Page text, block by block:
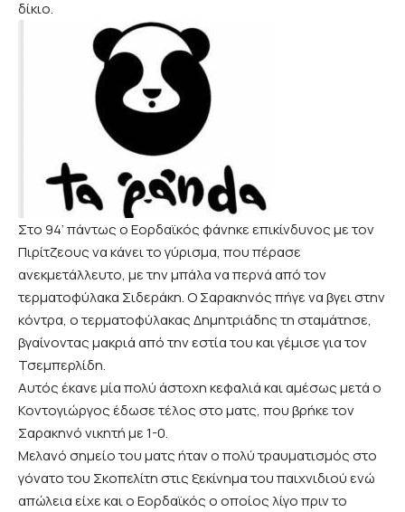
δίκιο.
Στο 94’ πάντως ο Εορδαϊκός φάνηκε επικίνδυνος με τον
Πιρίτζεους να κάνει το γύρισμα, που πέρασε
ανεκμετάλλευτο, με την μπάλα να περνά από τον
τερματοφύλακα Σιδεράκη. Ο Σαρακηνός πήγε να βγει στην
κόντρα, ο τερματοφύλακας Δημητριάδης τη σταμάτησε,
βγαίνοντας μακριά από την εστία του και γέμισε για τον
Τσεμπερλίδη.
Αυτός έκανε μία πολύ άστοχη κεφαλιά και αμέσως μετά ο
Κοντογιώργος έδωσε τέλος στο ματς, που βρήκε τον
Σαρακηνό νικητή με 1-0.
Μελανό σημείο του ματς ήταν ο πολύ τραυματισμός στο
γόνατο του Σκοπελίτη στις ξεκίνημα του παιχνιδιού ενώ
απώλεια είχε και ο Εορδαϊκός ο οποίος λίγο πριν το